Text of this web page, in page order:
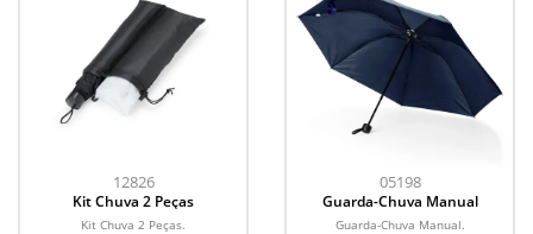
12826
Kit Chuva 2 Peças
Kit Chuva 2 Peças.
05198
Guarda-Chuva Manual
Guarda-Chuva Manual.